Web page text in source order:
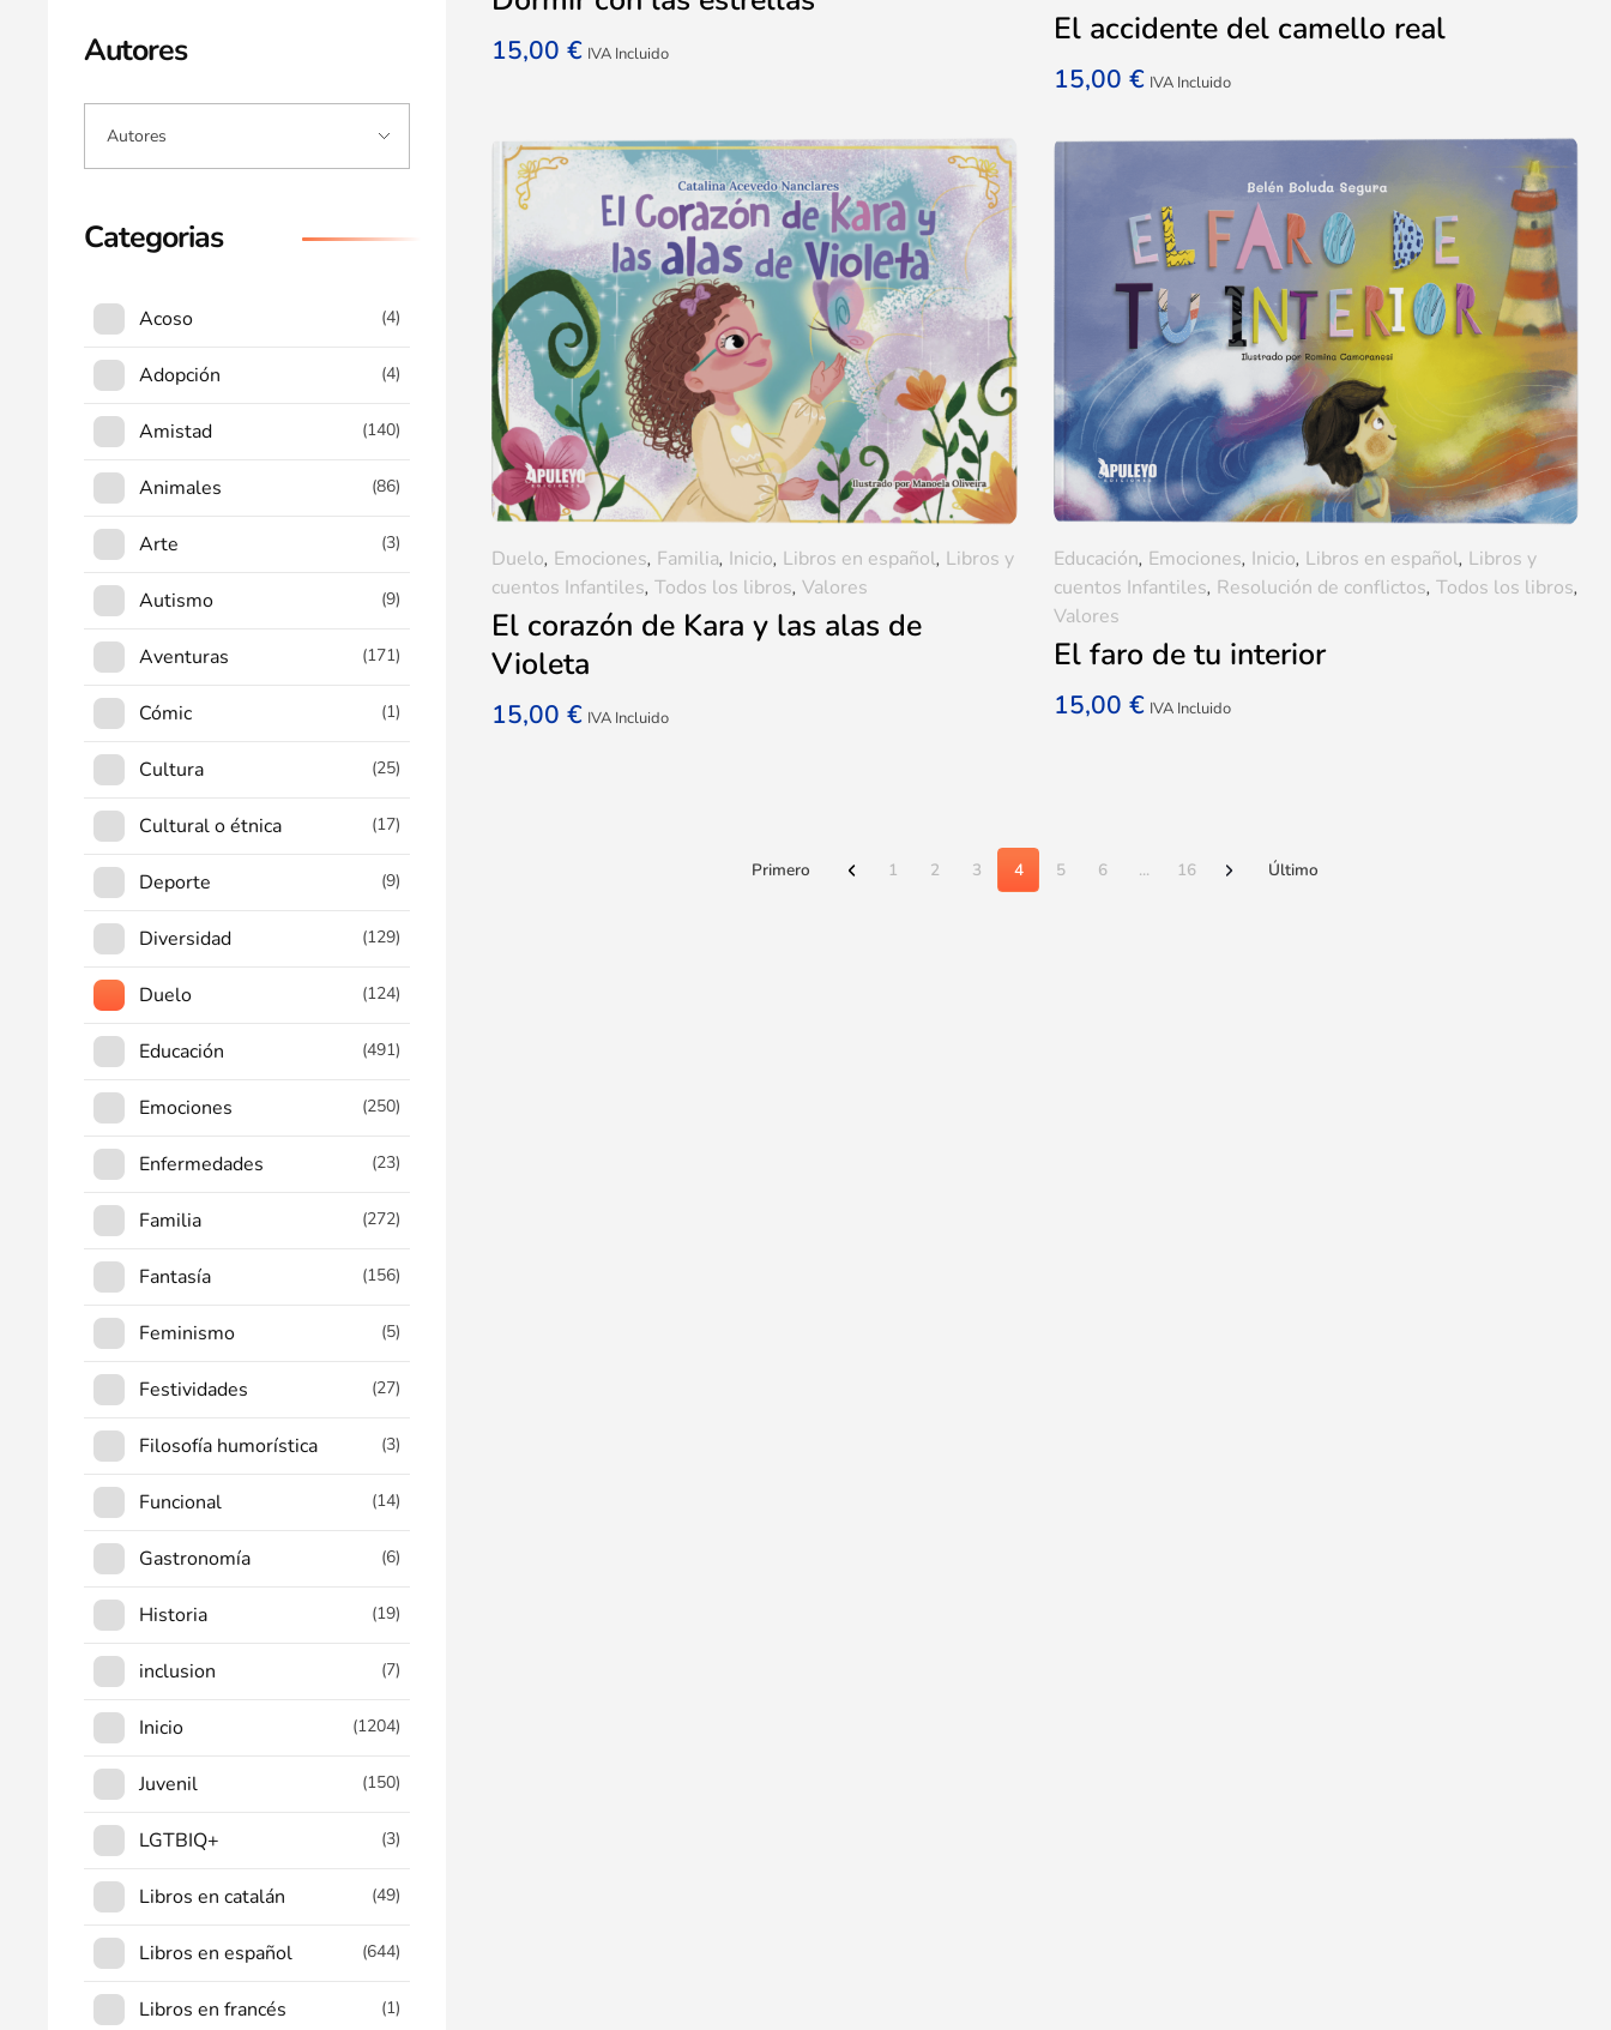
15,00€ IVA Incluido
El accidente del camello real
15,00 € IVA Incluido
El corazón de Kara y las alas de
Violeta
15,00€ IVA Incluido
Duelo, Emociones, Familia, Inicio, Libros en español, Libros y
cuentos Infantiles,Todos los libros,Valores
El faro de tu interior
15,00 € IVA Incluido
Educación, Emociones, Inicio, Libros en español, Libros y
cuentos Infantiles, Resolución de conflictos, Todos los libros,
Valores
Primero 1 2 3 4 5 6 ... 16 Último
Autores
Categorias
Acoso (4)
Adopción (4)
Amistad (140)
Animales (86)
Arte (3)
Autismo (9)
Aventuras (171)
Cómic (1)
Cultura (25)
Cultural o étnica (17)
Deporte (9)
Diversidad (129)
Duelo (124)
Educación (491)
Emociones (250)
Enfermedades (23)
Familia (272)
Fantasía (156)
Feminismo (5)
Festividades (27)
Filosofía humorística (3)
Funcional (14)
Gastronomía (6)
Historia (19)
inclusion (7)
Inicio (1204)
Juvenil (150)
LGTBIQ+ (3)
Libros en catalán (49)
Libros en español (644)
Libros en francés (1)